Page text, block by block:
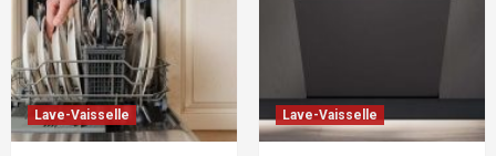
Lave-Vaisselle Lave-Vaisselle